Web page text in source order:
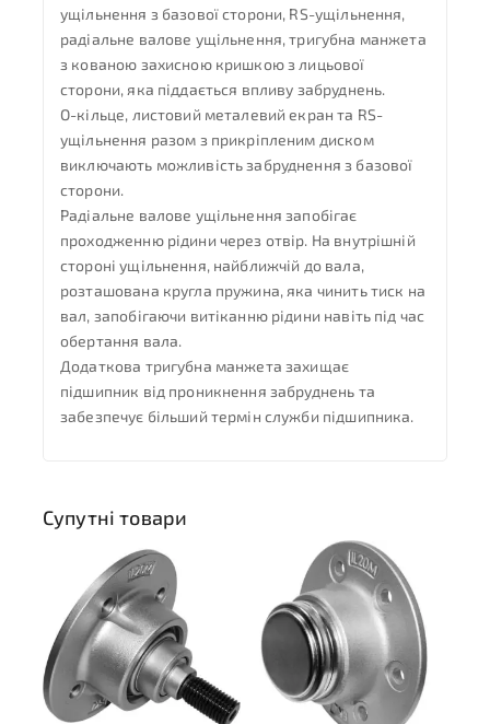
ущільнення з базової сторони, RS-ущільнення,
радіальне валове ущільнення, тригубна манжета
з кованою захисною кришкою з лицьової
сторони, яка піддається впливу забруднень.
O-кільце, листовий металевий екран та RS-
ущільнення разом з прикріпленим диском
виключають можливість забруднення з базової
сторони.
Радіальне валове ущільнення запобігає
проходженню рідини через отвір. На внутрішній
стороні ущільнення, найближчій до вала,
розташована кругла пружина, яка чинить тиск на
вал, запобігаючи витіканню рідини навіть під час
обертання вала.
Додаткова тригубна манжета захищає
підшипник від проникнення забруднень та
забезпечує більший термін служби підшипника.
Супутні товари